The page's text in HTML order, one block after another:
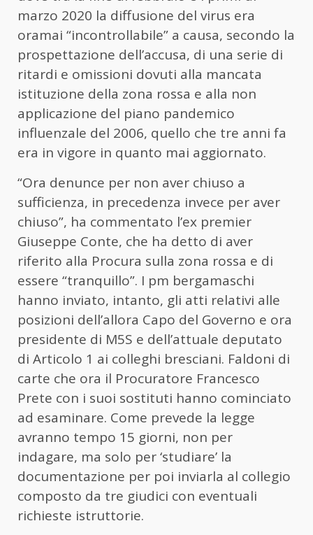
marzo 2020 la diffusione del virus era
oramai “incontrollabile” a causa, secondo la
prospettazione dell’accusa, di una serie di
ritardi e omissioni dovuti alla mancata
istituzione della zona rossa e alla non
applicazione del piano pandemico
influenzale del 2006, quello che tre anni fa
era in vigore in quanto mai aggiornato.
“Ora denunce per non aver chiuso a
sufficienza, in precedenza invece per aver
chiuso”, ha commentato l’ex premier
Giuseppe Conte, che ha detto di aver
riferito alla Procura sulla zona rossa e di
essere “tranquillo”. I pm bergamaschi
hanno inviato, intanto, gli atti relativi alle
posizioni dell’allora Capo del Governo e ora
presidente di M5S e dell’attuale deputato
di Articolo 1 ai colleghi bresciani. Faldoni di
carte che ora il Procuratore Francesco
Prete con i suoi sostituti hanno cominciato
ad esaminare. Come prevede la legge
avranno tempo 15 giorni, non per
indagare, ma solo per ‘studiare’ la
documentazione per poi inviarla al collegio
composto da tre giudici con eventuali
richieste istruttorie.